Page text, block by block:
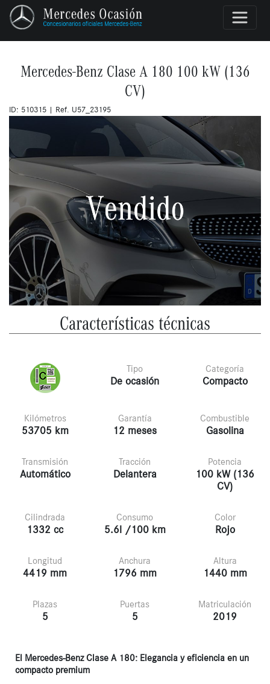
Mercedes-Benz Clase A 180 100 kW (136
CV)
ID: 510315 | Ref. U57_23195
Características técnicas
Tipo
De ocasión
Categoría
Compacto
Kilómetros
53705 km
Garantía
12 meses
Combustible
Gasolina
Transmisión
Automático
Tracción
Delantera
Potencia
100 kW (136
CV)
Cilindrada
1332 cc
Consumo
5.6l /100 km
Color
Rojo
Longitud
4419 mm
Anchura
1796 mm
Altura
1440 mm
Plazas
5
Puertas
5
Matriculación
2019
El Mercedes-Benz Clase A 180: Elegancia y eficiencia en un
compacto premium